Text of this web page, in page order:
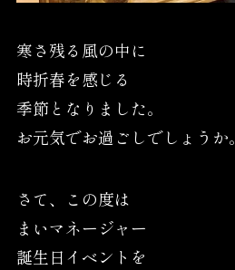
寒さ残る風の中に
時折春を感じる
季節となりました。
お元気でお過ごしでしょうか。
さて、この度は
まいマネージャー
誕生日イベントを